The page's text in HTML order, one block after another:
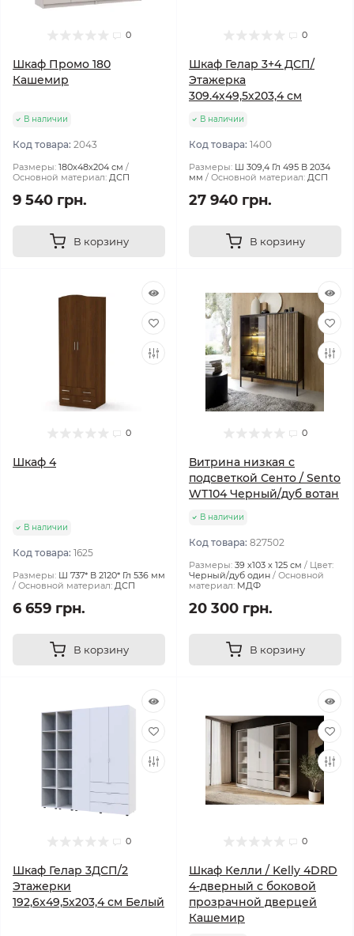
0
Шкаф Промо 180
Кашемир
В наличии
Код товара: 2043
Размеры: 180х48х204 см
Основной материал: ДСП
9 540 грн.
В корзину
0
Шкаф Гелар 3+4 ДСП/
Этажерка
309.4х49,5х203,4 см
В наличии
Код товара: 1400
Размеры: Ш 309,4 Гл 495 В 2034
мм
Основной материал: ДСП
27 940 грн.
В корзину
0
Шкаф 4
В наличии
Код товара: 1625
Размеры: Ш 737* В 2120* Гл 536 мм
Основной материал: ДСП
6 659 грн.
В корзину
0
Витрина низкая с
подсветкой Сенто / Sento
WT104 Черный/дуб вотан
В наличии
Код товара: 827502
Размеры: 39 х103 х 125 см
Цвет:
Черный/дуб один
Основной
материал: МДФ
20 300 грн.
В корзину
0
Шкаф Гелар 3ДСП/2
Этажерки
192,6х49,5х203,4 см Белый
0
Шкаф Келли / Kelly 4DRD
4-дверный с боковой
прозрачной дверцей
Кашемир